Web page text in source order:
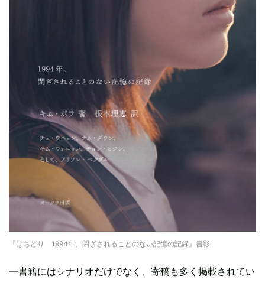
『はちどり 1994年、閉ざされることのない記憶の記録』書影
―書籍にはシナリオだけでなく、寄稿も多く掲載されてい